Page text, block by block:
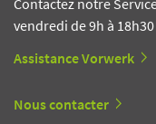
Contactez notre
vendredi de 9h à
Assistance Vorwerk
Nous contacter